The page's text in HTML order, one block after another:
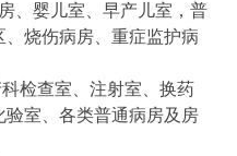
、婴儿室、早产儿室，普
烧伤病房、重症监护病
检查室、注射室、换药
室、各类普通病房及房